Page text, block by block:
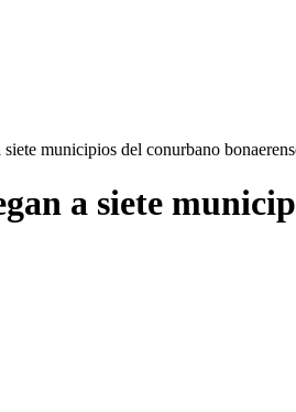
municipios del conurbano
a siete